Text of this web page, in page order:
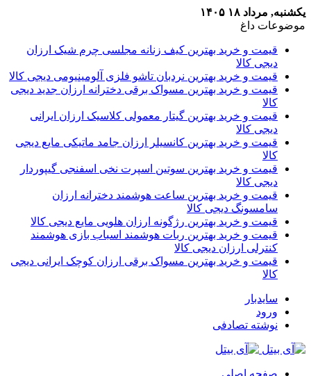
یکشنبه, مرداد ۱۸ ۱۴۰۵
موضوعات داغ
قیمت و خرید بهترین کیف زنانه مجلسی چرم شیک ارزان
دیجی کالا
قیمت و خرید بهترین نردبان تاشو فلزی آلومینیومی دیجی کالا
قیمت و خرید بهترین مسواک برقی دخترانه ارزان جدید دیجی
کالا
قیمت و خرید بهترین گیتار معمولی کلاسیک ارزان ایرانی
دیجی کالا
قیمت و خرید بهترین کانسیلر ارزان جامد ماتیکی مایع دیجی
کالا
قیمت و خرید بهترین سوتین اسپرت نخی اسفنجی گیپوردار
دیجی کالا
قیمت و خرید بهترین ساعت هوشمند دخترانه ارزان
سامسونگ دیجی کالا
قیمت و خرید بهترین رژگونه ارزان هلویی مایع دیجی کالا
قیمت و خرید بهترین ربات هوشمند اسباب بازی هوشمند
کنترلی ارزان دیجی کالا
قیمت و خرید بهترین مسواک برقی ارزان کوچک ایرانی دیجی
کالا
سایدبار
ورود
نوشته تصادفی
صفحه اصلی